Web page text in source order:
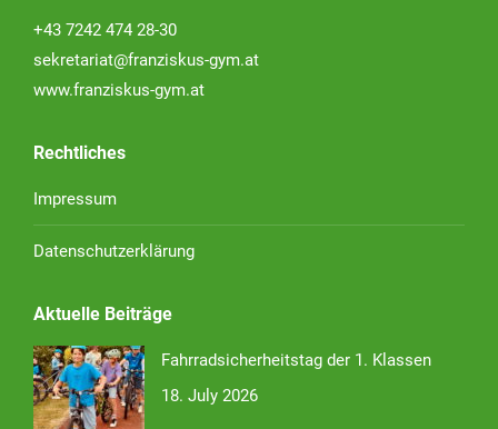
+43 7242 474 28-30
sekretariat@franziskus-gym.at
www.franziskus-gym.at
Rechtliches
Impressum
Datenschutzerklärung
Aktuelle Beiträge
Fahrradsicherheitstag der 1. Klassen
18. July 2026